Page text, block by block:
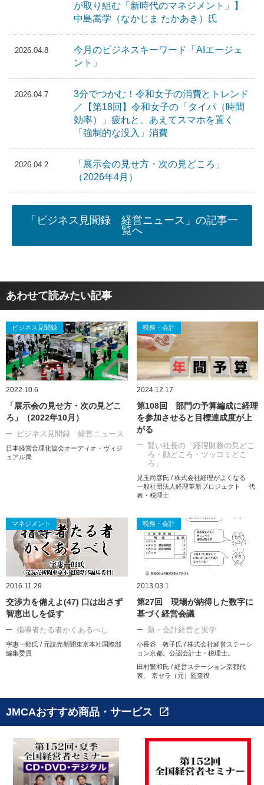
が取り組む「新時代のマネジメント」】
中島嵩学（なかじま たかあき）氏
2026.04.8
今月のビジネスキーワード「AIエージェ
ント」
2026.04.7
3分でつかむ！令和女子の消費とトレンド
／【第18回】令和女子の「タイパ（時間
効率）」疲れと、あえてスマホを置く
「強制的な没入」消費
2026.04.2
「展示会の見せ方・次の見どころ」
（2026年4月）
「ビジネス見聞録 経営ニュース」の記事一
覧へ
あわせて読みたい記事
ビジネス見聞録
2022.10.6
「展示会の見せ方・次の見どこ
ろ」（2022年10月）
ビジネス見聞録 経営ニュース
日本経営合理化協会オーディオ・ヴィジ
ュアル局
税務・会計
2024.12.17
第108回 部門の予算編成に経理
を参加させると目標達成度が上
がる
賢い社長の「経理財務の見どこ
ろ・勘どころ・ツッコミどこ
ろ」
児玉尚彦氏 / 株式会社経理がよくなる
一般社団法人経理革新プロジェクト 代
表・税理士
マネジメント
2016.11.29
交渉力を備えよ(47) 口は出さず
智恵出しを促す
指導者たる者かくあるべし
宇惠一郎氏 / 元読売新聞東京本社国際部
編集委員
税務・会計
2013.03.1
第27回 現場が納得した数字に
基づく経営会議
新・会計経営と実学
小長谷 敦子氏 / 株式会社経営ステーシ
ョン京都。公認会計士・税理士。
田村繁和氏 / 経営ステーション京都代
表、 京セラ（元）監査役
JMCAおすすめ商品・サービス open_in_new